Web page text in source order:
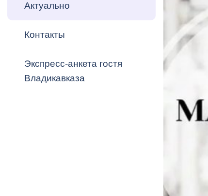
ОРВ и
Оценка
Актуально
Контакты
Экспресс-анкета гостя
Владикавказа